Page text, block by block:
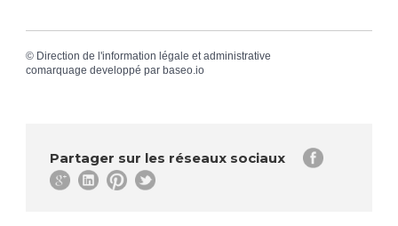
© Direction de l'information légale et administrative
comarquage developpé par baseo.io
Partager sur les réseaux sociaux